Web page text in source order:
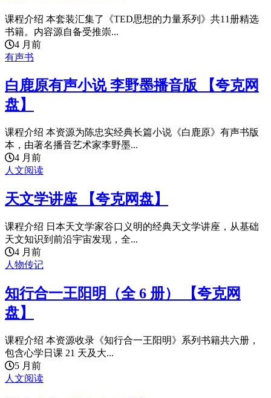
课程介绍 本套装汇集了《TED思想的力量系列》共11册精选
书籍。内容源自备受推崇...
4 月前
有声书
白鹿原有声小说 李野墨播音版 【夸克网
盘】
课程介绍 本资源为陈忠实经典长篇小说《白鹿原》有声书版
本，由著名播音艺术家李野墨...
4 月前
人文阅读
天文学讲座 【夸克网盘】
课程介绍 日本天文学家谷口义明的经典天文学讲座，从基础
天文知识到前沿宇宙发现，全...
4 月前
人物传记
知行合一王阳明（全 6 册） 【夸克网
盘】
课程介绍 本资源收录《知行合一王阳明》系列书籍共六册，
包含心学日课 21 天及大...
5 月前
人文阅读